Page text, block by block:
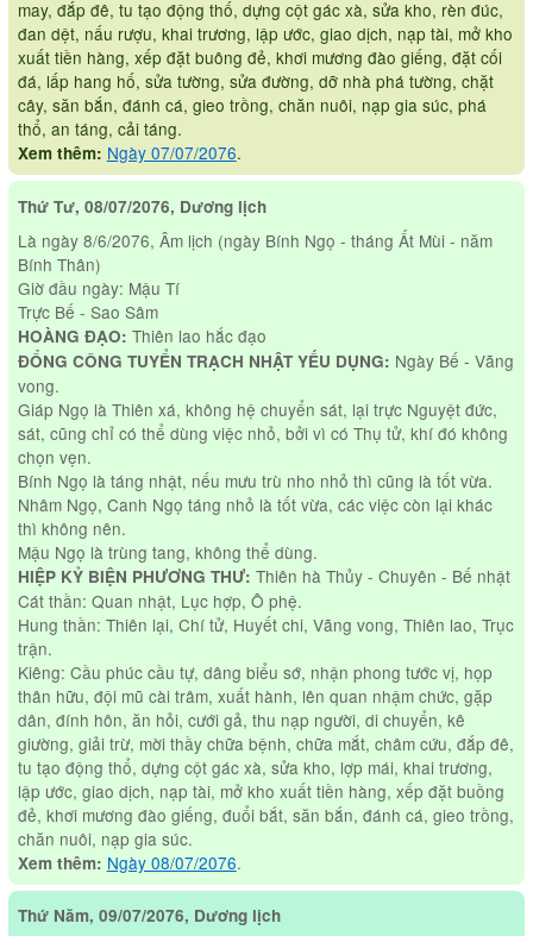
may, đắp đê, tu tạo động thố, dựng cột gác xà, sửa kho, rèn đúc,
đan dệt, nấu rượu, khai trương, lập ước, giao dịch, nạp tài, mở kho
xuất tiền hàng, xếp đặt buông đẻ, khơi mương đào giếng, đặt cối
đá, lấp hang hố, sửa tường, sửa đường, dỡ nhà phá tường, chặt
cây, săn bắn, đánh cá, gieo trồng, chăn nuôi, nạp gia súc, phá
thổ, an táng, cải táng.
Xem thêm: Ngày 07/07/2076.
Thứ Tư, 08/07/2076, Dương lịch
Là ngày 8/6/2076, Âm lịch (ngày Bính Ngọ - tháng Ất Mùi - năm
Bính Thân)
Giờ đầu ngày: Mậu Tí
Trực Bế - Sao Sâm
HOÀNG ĐẠO: Thiên lao hắc đạo
ĐỔNG CÔNG TUYỂN TRẠCH NHẬT YẾU DỤNG: Ngày Bế - Vãng
vong.
Giáp Ngọ là Thiên xá, không hệ chuyển sát, lại trực Nguyệt đức,
sát, cũng chỉ có thể dùng việc nhỏ, bởi vì có Thụ tử, khí đó không
chọn vẹn.
Bính Ngọ là táng nhật, nếu mưu trù nho nhỏ thì cũng là tốt vừa.
Nhâm Ngọ, Canh Ngọ táng nhỏ là tốt vừa, các việc còn lại khác
thì không nên.
Mậu Ngọ là trùng tang, không thể dùng.
HIỆP KỶ BIỆN PHƯƠNG THƯ: Thiên hà Thủy - Chuyên - Bế nhật
Cát thần: Quan nhật, Lục hợp, Ô phệ.
Hung thần: Thiên lại, Chí tử, Huyết chi, Vãng vong, Thiên lao, Trục
trận.
Kiêng: Cầu phúc cầu tự, dâng biểu sớ, nhận phong tước vị, họp
thân hữu, đội mũ cài trâm, xuất hành, lên quan nhậm chức, gặp
dân, đính hôn, ăn hỏi, cưới gả, thu nạp người, di chuyển, kê
giường, giải trừ, mời thầy chữa bệnh, chữa mắt, châm cứu, đắp đê,
tu tạo động thổ, dựng cột gác xà, sửa kho, lợp mái, khai trương,
lập ước, giao dịch, nạp tài, mở kho xuất tiền hàng, xếp đặt buồng
đẻ, khơi mương đào giếng, đuổi bắt, săn bắn, đánh cá, gieo trồng,
chăn nuôi, nạp gia súc.
Xem thêm: Ngày 08/07/2076.
Thứ Năm, 09/07/2076, Dương lịch